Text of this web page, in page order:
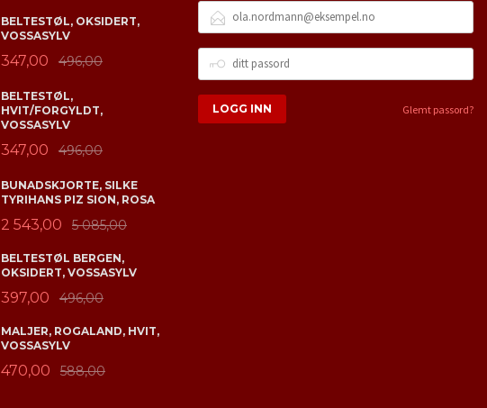
BELTESTØL, OKSIDERT,
VOSSASYLV
347,00 496,00
BELTESTØL,
HVIT/FORGYLDT,
VOSSASYLV
347,00 496,00
BUNADSKJORTE, SILKE
TYRIHANS PIZ SION, ROSA
2 543,00 5 085,00
BELTESTØL BERGEN,
OKSIDERT, VOSSASYLV
397,00 496,00
MALJER, ROGALAND, HVIT,
VOSSASYLV
470,00 588,00
POSTADRESSE
PASSORD
Glemt passord?